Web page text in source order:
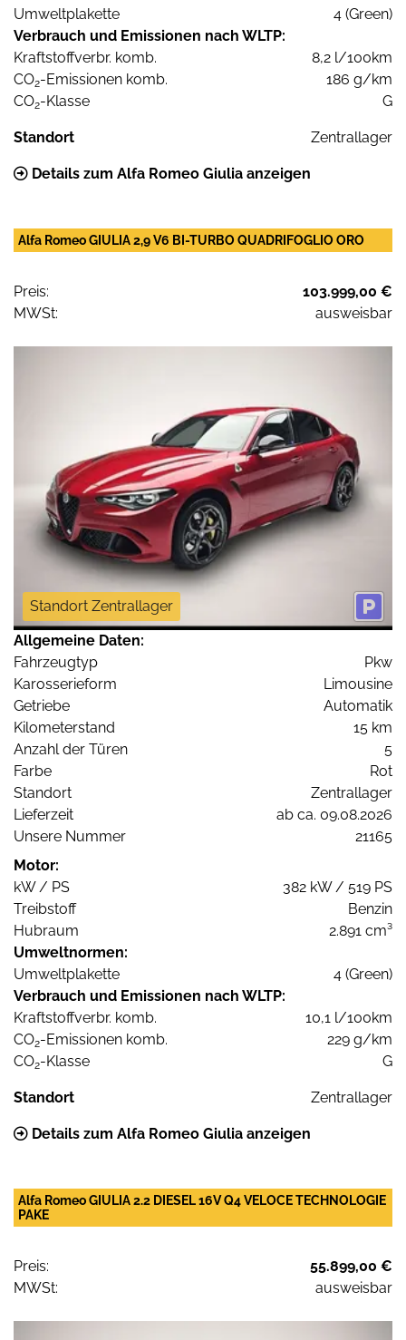
Umweltplakette
4 (Green)
Verbrauch und Emissionen nach WLTP:
Kraftstoffverbr. komb.
8,2 l/100km
CO2-Emissionen komb.
186 g/km
CO2-Klasse G
Standort Zentrallager
Details zum Alfa Romeo Giulia anzeigen
Alfa Romeo GIULIA 2,9 V6 BI-TURBO QUADRIFOGLIO ORO
Preis:
103.999,00 €
MWSt:
ausweisbar
Standort Zentrallager
Allgemeine Daten:
Fahrzeugtyp
Pkw
Karosserieform
Limousine
Getriebe
Automatik
Kilometerstand
15 km
Anzahl der Türen
5
Farbe
Rot
Standort
Zentrallager
Lieferzeit
ab ca. 09.08.2026
Unsere Nummer
21165
Motor:
kW / PS
382 kW / 519 PS
Treibstoff
Benzin
Hubraum
2.891 cm³
Umweltnormen:
Umweltplakette
4 (Green)
Verbrauch und Emissionen nach WLTP:
Kraftstoffverbr. komb.
10,1 l/100km
CO2-Emissionen komb.
229 g/km
CO2-Klasse G
Standort Zentrallager
Details zum Alfa Romeo Giulia anzeigen
Alfa Romeo GIULIA 2.2 DIESEL 16V Q4 VELOCE TECHNOLOGIE
PAKE
Preis:
55.899,00 €
MWSt:
ausweisbar